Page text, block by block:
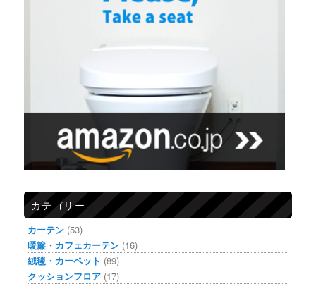
カテゴリー
カーテン (53)
暖簾・カフェカーテン (16)
絨毯・カーペット (89)
クッションフロア (17)